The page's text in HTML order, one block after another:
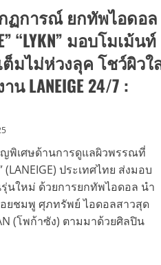
กฏการณ์ ยกทัพไอดอล
“LYKN” มอบโมเม้นท์
มไม่ห่วงลุค โชว์ผิวใ
LANEIGE 24/7 :
พิเศษด้านการดูแลผิวพรรณที่
ประเทศไทย ส่งมอบ
นใหม่ ด้วยการยกทัพไอดอล นำ
อยชมพู ศุภทรัพย์ ไอดอลสาวสุด
(โพก้าซัง) ตามมาด้วยศิลปิน